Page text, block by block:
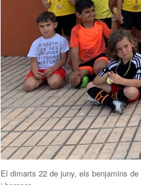
El dimarts 22 de juny, els benjamins